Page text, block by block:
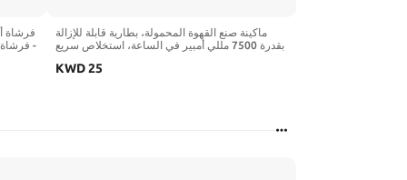
فرشاة
- فرشاة
ماكينة صنع القهوة المحمولة، بطارية قابلة للإزالة
بقدرة 7500 مللي أمبير في الساعة، استخلاص سريع
وحمل، تدعم القهوة المطحونة وكبسولات NS،
KWD25